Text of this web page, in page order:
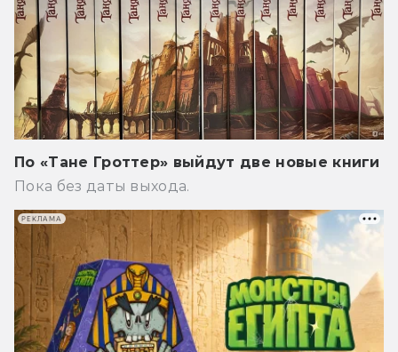
По «Тане Гроттер» выйдут две новые книги
Пока без даты выхода.
РЕКЛАМА